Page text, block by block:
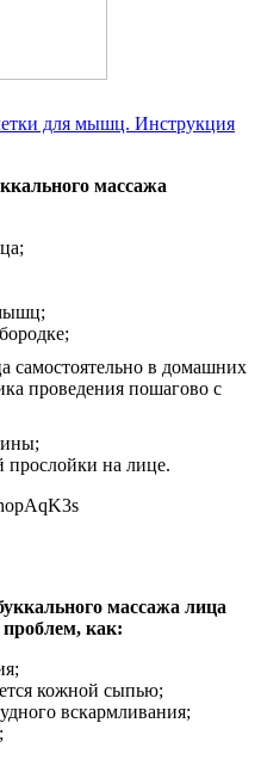
для мышц. Инструкция
массажа
на лице.
массажа лица
как:
кожной сыпью;
вскармливания;